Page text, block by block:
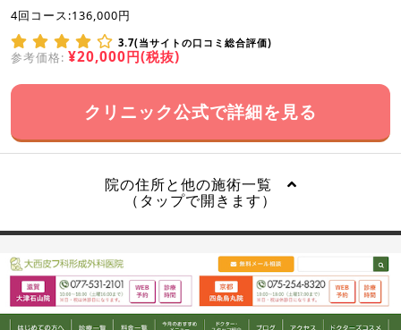
4回コース:136,000円
3.7(当サイトの口コミ総合評価)
参考価格: ¥20,000円(税抜)
クリニック公式で詳細を見る
院の住所と他の施術一覧
（タップで開きます）